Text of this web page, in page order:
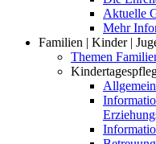
Aktuelle
Mehr
Familien | Kinder |
Themen